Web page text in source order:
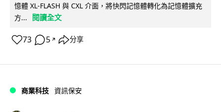
憶體 XL-FLASH 與 CXL 介面，將快閃記憶體轉化為記憶體擴充
方...
閱讀全文
73 5 ↗ 分享
商業科技 資訊保安